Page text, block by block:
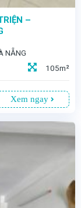
–
NẴNG
105m²
Xem ngay